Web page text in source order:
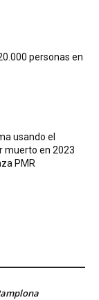
personas en
usando el
muerto en 2023
PMR